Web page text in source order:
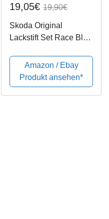
19,05€ 19,90€
Skoda Original
Lackstift Set Race Blau
Amazon / Ebay
Produkt ansehen*